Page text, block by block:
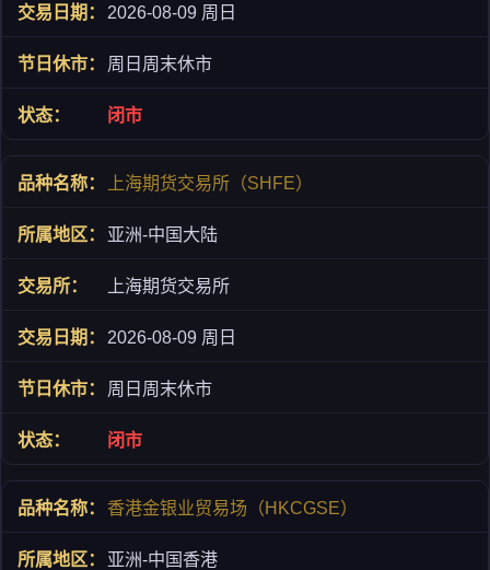
2026-08-09 周日
周日周末休市
闭市
上海期货交易所（SHFE）
亚洲-中国大陆
上海期货交易所
2026-08-09 周日
周日周末休市
闭市
香港金银业贸易场（HKCGSE）
亚洲-中国香港